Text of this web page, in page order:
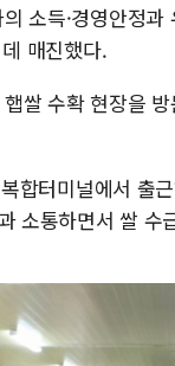
소득·경영안정
매진했다.
쌀 수확 현장을
합터미널에서 출
소통하면서 쌀 수